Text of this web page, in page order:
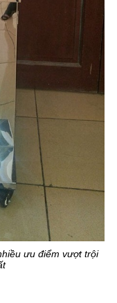
ưu điểm vượt trội